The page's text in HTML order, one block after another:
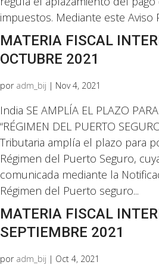
impuestos. Mediante este Aviso
MATERIA FISCAL
OCTUBRE 2021
por adm_bij | Nov 4, 2021
India SE AMPLÍA EL PLAZO
“RÉGIMEN DEL PUERTO
Tributaria amplía el plazo para
Régimen del Puerto Seguro,
comunicada mediante la
Régimen del Puerto seguro...
MATERIA FISCAL
SEPTIEMBRE 2021
por adm_bij | Oct 4, 2021